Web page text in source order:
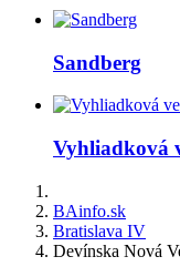
Sandberg
Vyhliadková
BAinfo.sk
Bratislava IV
Devínska Nová